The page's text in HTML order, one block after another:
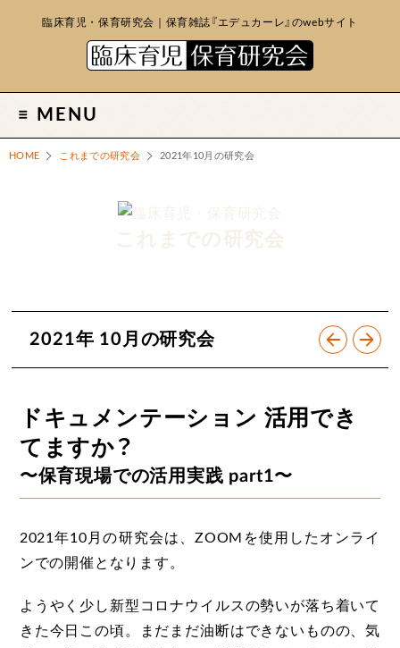
臨床育児・保育研究会｜保育雑誌『エデュカーレ』のwebサイト
MENU
HOME これまでの研究会 2021年10月の研究会
2021年 10月の研究会
ドキュメンテーション 活用でき
てますか？
〜保育現場での活用実践 part1〜
2021年10月の研究会は、ZOOMを使用したオンライ
ンでの開催となります。
ようやく少し新型コロナウイルスの勢いが落ち着いて
きた今日この頃。まだまだ油断はできないものの、気